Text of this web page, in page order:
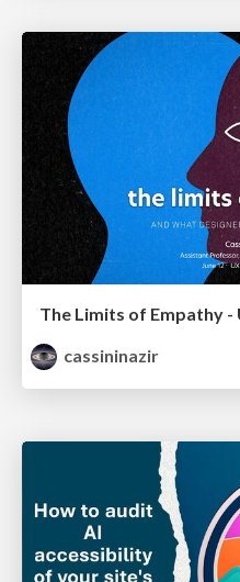
The Limits of Empathy -
cassininazir